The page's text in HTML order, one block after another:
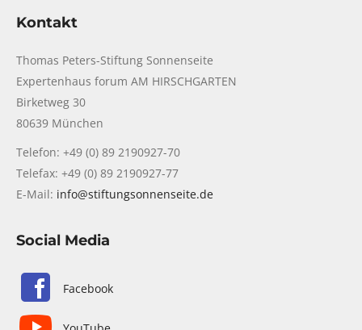
Kontakt
Thomas Peters-Stiftung Sonnenseite
Expertenhaus forum AM HIRSCHGARTEN
Birketweg 30
80639 München
Telefon: +49 (0) 89 2190927-70
Telefax: +49 (0) 89 2190927-77
E-Mail: info@stiftungsonnenseite.de
Social Media
Facebook